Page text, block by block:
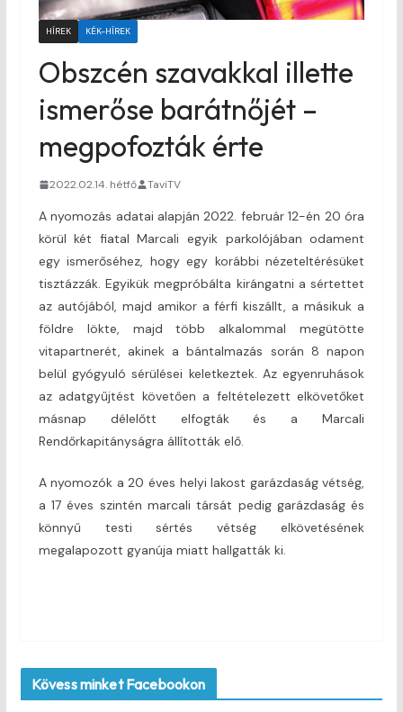
HÍREK KÉK-HÍREK
Obszcén szavakkal illette
ismerőse barátnőjét –
megpofozták érte
2022.02.14. hétfő TaviTV
A nyomozás adatai alapján 2022. február 12-én 20 óra
körül két fiatal Marcali egyik parkolójában odament
egy ismerőséhez, hogy egy korábbi nézeteltérésüket
tisztázzák. Egyikük megpróbálta kirángatni a sértettet
az autójából, majd amikor a férfi kiszállt, a másikuk a
földre lökte, majd több alkalommal megütötte
vitapartnerét, akinek a bántalmazás során 8 napon
belül gyógyuló sérülései keletkeztek. Az egyenruhások
az adatgyűjtést követően a feltételezett elkövetőket
másnap délelőtt elfogták és a Marcali
Rendőrkapitányságra állították elő.
A nyomozók a 20 éves helyi lakost garázdaság vétség,
a 17 éves szintén marcali társát pedig garázdaság és
könnyű testi sértés vétség elkövetésének
megalapozott gyanúja miatt hallgatták ki.
Kövess minket Facebookon